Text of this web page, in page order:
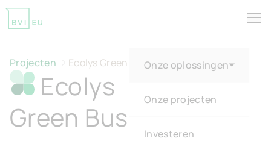
Onze oplossingen
Onze projecten
Investeren
Ecolys
Green Business Park
Projecten Ecolys Green Business Park